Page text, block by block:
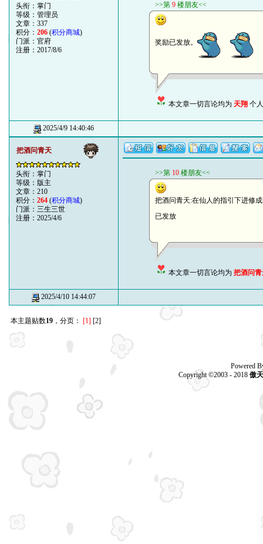
头衔：掌门
等级：管理员
文章：337
积分： 206 (积分商城)
门派：官府
注册：2017/8/6
>>第 9 楼朋友<<
奖励已发放。
本文章一切言论均为 天翔 个
2025/4/9 14:40:46
把酒问青天
头衔：掌门
等级：版主
文章：210
积分： 264 (积分商城)
门派：三生三世
注册：2025/4/6
>>第 10 楼朋友<<
把酒问青天:在仙人的指引下进修
已发放
本文章一切言论均为 把酒问
2025/4/10 14:44:07
本主题贴数19 ，分页： [1] [2]
Powered
Copyright ©2003 - 2018 傲